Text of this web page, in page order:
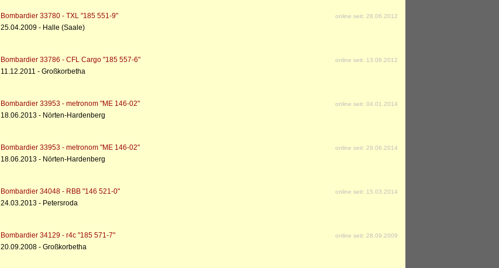
Bombardier 33780 - TXL "185 551-9" online seit: 28.06.2012
25.04.2009 - Halle (Saale)
Bombardier 33786 - CFL Cargo "185 557-6" online seit: 13.08.2012
11.12.2011 - Großkorbetha
Bombardier 33953 - metronom "ME 146-02" online seit: 04.01.2014
18.06.2013 - Nörten-Hardenberg
Bombardier 33953 - metronom "ME 146-02" online seit: 29.06.2014
18.06.2013 - Nörten-Hardenberg
Bombardier 34048 - RBB "146 521-0" online seit: 15.03.2014
24.03.2013 - Petersroda
Bombardier 34129 - r4c "185 571-7" online seit: 28.09.2009
20.09.2008 - Großkorbetha